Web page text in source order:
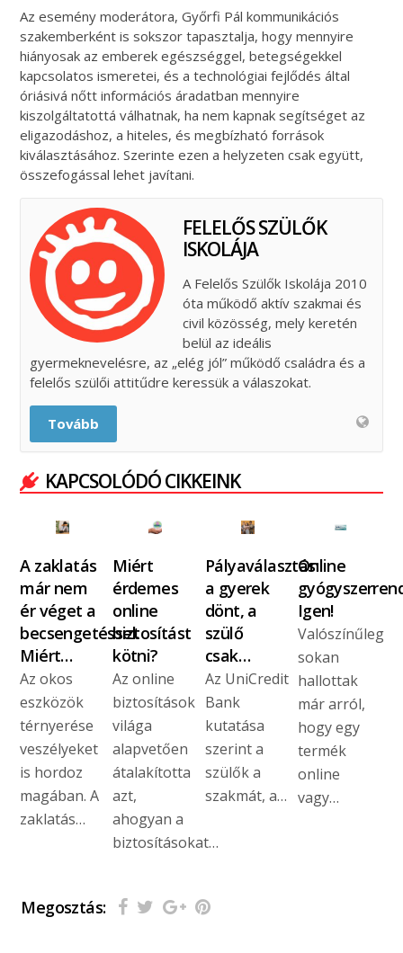
Az esemény moderátora, Győrfi Pál kommunikációs
szakemberként is sokszor tapasztalja, hogy mennyire
hiányosak az emberek egészséggel, betegségekkel
kapcsolatos ismeretei, és a technológiai fejlődés által
óriásivá nőtt információs áradatban mennyire
kiszolgáltatottá válhatnak, ha nem kapnak segítséget az
eligazodáshoz, a hiteles, és megbízható források
kiválasztásához. Szerinte ezen a helyzeten csak együtt,
összefogással lehet javítani.
FELELŐS SZÜLŐK
ISKOLÁJA
A Felelős Szülők Iskolája 2010
óta működő aktív szakmai és
civil közösség, mely keretén
belül az ideális
gyermeknevelésre, az „elég jól” működő családra és a
felelős szülői attitűdre keressük a válaszokat.
Tovább
KAPCSOLÓDÓ CIKKEINK
A zaklatás
már nem
ér véget a
becsengetéssel.
Miért…
Az okos
eszközök
térnyerése
veszélyeket
is hordoz
magában. A
zaklatás…
Miért
érdemes
online
biztosítást
kötni?
Az online
biztosítások
világa
alapvetően
átalakította
azt,
ahogyan a
biztosításokat…
Pályaválasztás:
a gyerek
dönt, a
szülő
csak…
Az UniCredit
Bank
kutatása
szerint a
szülők a
szakmát, a…
Online
Igen!
Valószínűleg
sokan
hallottak
már arról,
hogy egy
termék
online
vagy…
Megosztás: